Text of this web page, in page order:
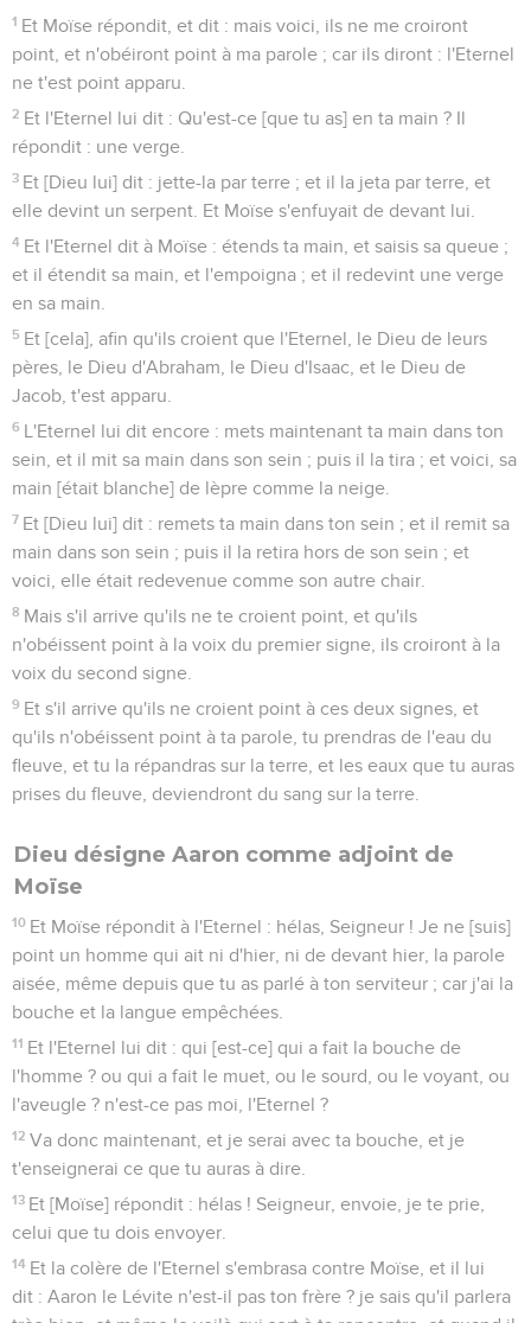
1 Et Moïse répondit, et dit : mais voici, ils ne me croiront
point, et n'obéiront point à ma parole ; car ils diront : l'Eternel
ne t'est point apparu.
2 Et l'Eternel lui dit : Qu'est-ce [que tu as] en ta main ? Il
répondit : une verge.
3 Et [Dieu lui] dit : jette-la par terre ; et il la jeta par terre, et
elle devint un serpent. Et Moïse s'enfuyait de devant lui.
4 Et l'Eternel dit à Moïse : étends ta main, et saisis sa queue ;
et il étendit sa main, et l'empoigna ; et il redevint une verge
en sa main.
5 Et [cela], afin qu'ils croient que l'Eternel, le Dieu de leurs
pères, le Dieu d'Abraham, le Dieu d'Isaac, et le Dieu de
Jacob, t'est apparu.
6 L'Eternel lui dit encore : mets maintenant ta main dans ton
sein, et il mit sa main dans son sein ; puis il la tira ; et voici, sa
main [était blanche] de lèpre comme la neige.
7 Et [Dieu lui] dit : remets ta main dans ton sein ; et il remit sa
main dans son sein ; puis il la retira hors de son sein ; et
voici, elle était redevenue comme son autre chair.
8 Mais s'il arrive qu'ils ne te croient point, et qu'ils
n'obéissent point à la voix du premier signe, ils croiront à la
voix du second signe.
9 Et s'il arrive qu'ils ne croient point à ces deux signes, et
qu'ils n'obéissent point à ta parole, tu prendras de l'eau du
fleuve, et tu la répandras sur la terre, et les eaux que tu auras
prises du fleuve, deviendront du sang sur la terre.
Dieu désigne Aaron comme adjoint de
Moïse
10 Et Moïse répondit à l'Eternel : hélas, Seigneur ! Je ne [suis]
point un homme qui ait ni d'hier, ni de devant hier, la parole
aisée, même depuis que tu as parlé à ton serviteur ; car j'ai la
bouche et la langue empêchées.
11 Et l'Eternel lui dit : qui [est-ce] qui a fait la bouche de
l'homme ? ou qui a fait le muet, ou le sourd, ou le voyant, ou
l'aveugle ? n'est-ce pas moi, l'Eternel ?
12 Va donc maintenant, et je serai avec ta bouche, et je
t'enseignerai ce que tu auras à dire.
13 Et [Moïse] répondit : hélas ! Seigneur, envoie, je te prie,
celui que tu dois envoyer.
14 Et la colère de l'Eternel s'embrasa contre Moïse, et il lui
dit : Aaron le Lévite n'est-il pas ton frère ? je sais qu'il parlera